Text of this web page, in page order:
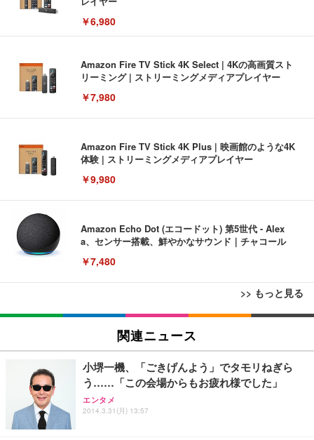
￥6,980
Amazon Fire TV Stick 4K Select | 4Kの高画質スト
リーミング | ストリーミングメディアプレイヤー
￥7,980
Amazon Fire TV Stick 4K Plus | 映画館のような4K
体験 | ストリーミングメディアプレイヤー
￥9,980
Amazon Echo Dot (エコードット) 第5世代 - Alex
a、センサー搭載、鮮やかなサウンド｜チャコール
￥7,480
>> もっと見る
[EdoErgo] オフィスチェア 椅子 テレワーク 疲れな
い 跳ね上げ式アームレスト コンパクト 約105度ロッ
キング pc 事務椅子 360度回転 座面昇降 強化ナイロ
(黒網+黒枠+黒足)
￥5,699
SIHOO B100 オフィスチェア／デスクチェア メッシ
EIZO ビジネス向けプレミアムモニター | FlexScan
EV3240X-WT | 31.5型4K UHD・USB Type-C・ホワ
￥105,595
EIZO ビジネス向けプレミアムモニター | FlexScan
EV2740X-WT | 27.0型4K UHD・USB Type-C・ホワ
Amazonベーシック ペットシーツ 薄型 レギュラー 1
回使い捨て 無香料 ホワイト 300枚
￥3,373
Amazonベーシック ペットシーツ 厚型 ワイド 42枚
関連ニュース
小堺一機、「ごきげんよう」でタモリねぎら
う……「この会場からもお疲れ様でした」
エンタメ
2014.3.31(月) 13:57